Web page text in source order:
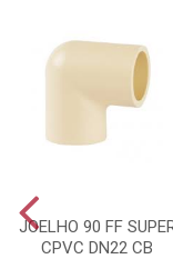
JOELHO 90 FF
CPVC DN22 CB